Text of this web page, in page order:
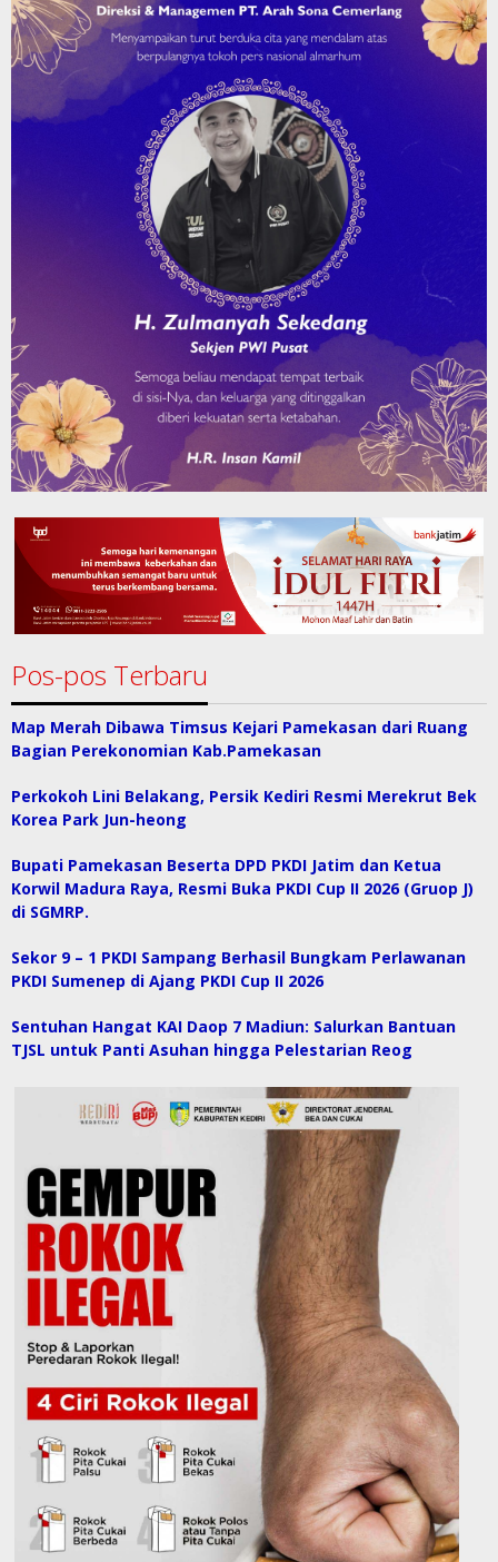
Pos-pos Terbaru
Map Merah Dibawa Timsus Kejari Pamekasan dari Ruang
Bagian Perekonomian Kab.Pamekasan
Perkokoh Lini Belakang, Persik Kediri Resmi Merekrut Bek
Korea Park Jun-heong
Bupati Pamekasan Beserta DPD PKDI Jatim dan Ketua
Korwil Madura Raya, Resmi Buka PKDI Cup II 2026 (Gruop J)
di SGMRP.
Sekor 9 – 1 PKDI Sampang Berhasil Bungkam Perlawanan
PKDI Sumenep di Ajang PKDI Cup II 2026
Sentuhan Hangat KAI Daop 7 Madiun: Salurkan Bantuan
TJSL untuk Panti Asuhan hingga Pelestarian Reog